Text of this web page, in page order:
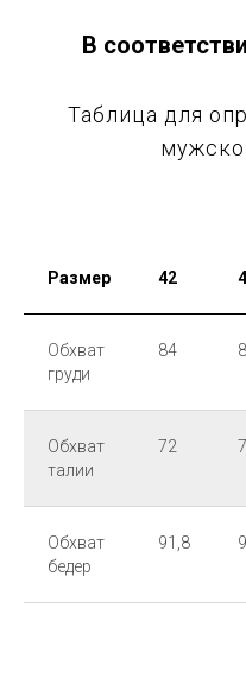
В
Таблица для
Размер 42
Обхват
груди
84
Обхват
талии
72
Обхват
бедер
91,8